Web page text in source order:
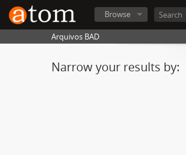
Browse
Arquivos BAD
Narrow your results by: